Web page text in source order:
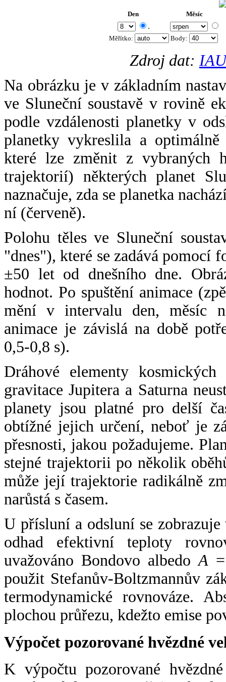
Den Měsíc
.
Měřítko: Body:
Zdroj dat:
Na obrázku je v základním
ve Sluneční soustavě v rovině
podle vzdálenosti planetky v
planetky vykreslila a
které lze změnit z vybraných
trajektorií) některých planet
naznačuje, zda se planetka
ní (červeně).
Polohu těles ve Sluneční
"dnes"), které se zadává pomocí
±50 let od dnešního dne.
hodnot. Po spuštění animace
mění v intervalu den, měsíc
animace je závislá na době
0,5-0,8 s).
Dráhové elementy
gravitace Jupitera a Saturna
planety jsou platné pro delší
obtížné jejich určení, neboť je
přesnosti, jakou požadujeme.
stejné trajektorii po několik
může její trajektorie radikálně
narůstá s časem.
U přísluní a odsluní se
odhad efektivní teploty
uvažováno Bondovo albedoA
použit Stefanův-Boltzmannův
termodynamické rovnováze.
plochou průřezu, kdežto emise
Výpočet pozorované hvězdné
K výpočtu pozorované